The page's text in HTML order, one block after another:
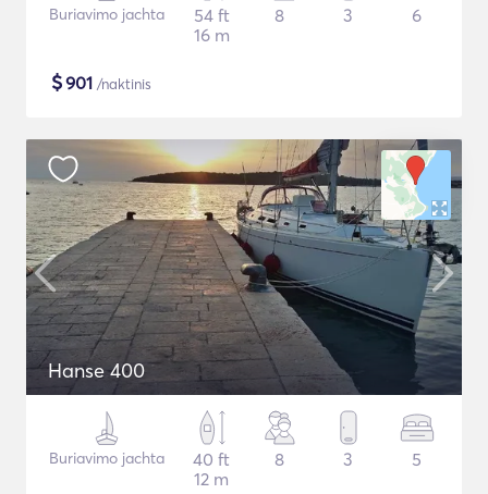
Buriavimo jachta
54 ft
16 m
8 3 6
$901 /naktinis
Hanse 400
Buriavimo jachta
40 ft
12 m
8 3 5